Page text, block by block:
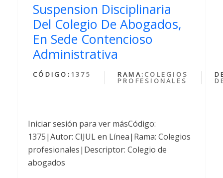
Suspension Disciplinaria
Del Colegio De Abogados,
En Sede Contencioso
Administrativa
CÓDIGO: 1375 RAMA: COLEGIOS
PROFESIONALES
Iniciar sesión para ver másCódigo:
1375|Autor: CIJUL en Línea|Rama: Colegios
profesionales|Descriptor: Colegio de
abogados